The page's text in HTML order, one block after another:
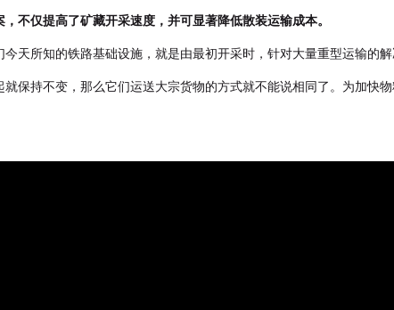
不仅提高了矿藏开采速度，并可显著降低散装运输成本。
天所知的铁路基础设施，就是由最初开采时，针对大量重型运输的解
保持不变，那么它们运送大宗货物的方式就不能说相同了。为加快